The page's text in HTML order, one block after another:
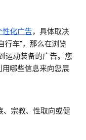
性化广告，具体取决
行车”，那么在浏览
运动装备的广告。您
哪些信息来向您展
、宗教、性取向或健